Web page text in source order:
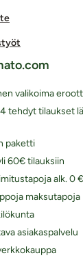
valikoima
tehdyt tilaukset
paketti
60€ tilauksiin
alk. 0 €
maksutapoja
asiakaspalvelu